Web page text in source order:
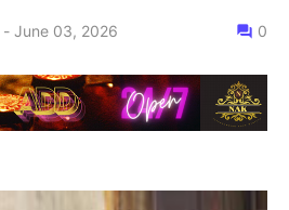
- June 03, 2026 0